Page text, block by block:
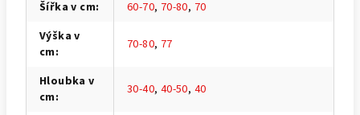
Šířka v cm: 60-70, 70-80, 70
Výška v
cm: 70-80, 77
Hloubka v
cm: 30-40, 40-50, 40